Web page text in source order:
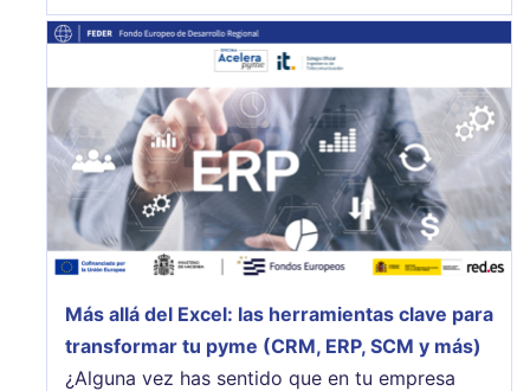
Más allá del Excel: las herramientas clave para
transformar tu pyme (CRM, ERP, SCM y más)
¿Alguna vez has sentido que en tu empresa